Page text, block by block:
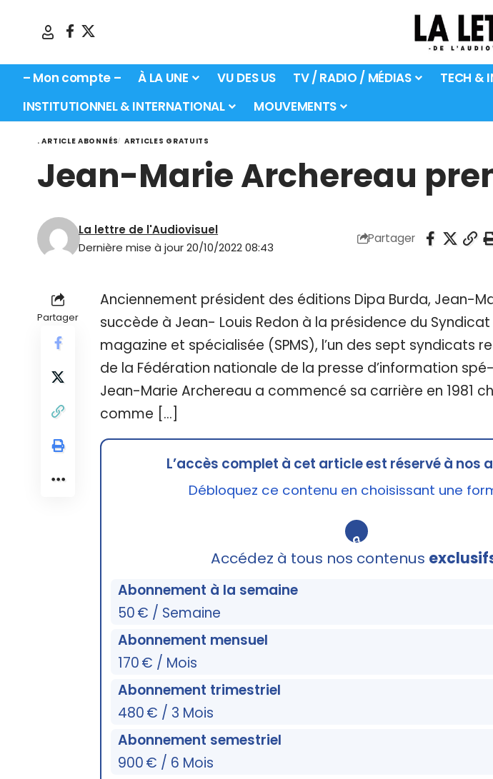
– Mon compte – À LA UNE VU DES US TV / RADIO / MÉDIAS TECH &
INSTITUTIONNEL & INTERNATIONAL
MOUVEMENTS
. ARTICLE ABONNÉS ARTICLES GRATUITS
Jean-Marie Archereau
Dernière mise à jour 20/10/2022 08:43
La lettre de l'Audiovisuel
Partager
Partager
Anciennement président des éditions Dipa Burda, Jean-
succède à Jean- Louis Redon à la présidence du
magazine et spécialisée (SPMS), l’un des sept syndicats
de la Fédération nationale de la presse d’information spé-
Jean-Marie Archereau a commencé sa carrière en 1981
comme […]
L’accès complet à cet article est réservé à nos
Débloquez ce contenu en choisissant une
🔒
Accédez à tous nos contenus
Abonnement à la semaine
50 € / Semaine
Abonnement mensuel
170 € / Mois
Abonnement trimestriel
480 € / 3 Mois
Abonnement semestriel
900 € / 6 Mois